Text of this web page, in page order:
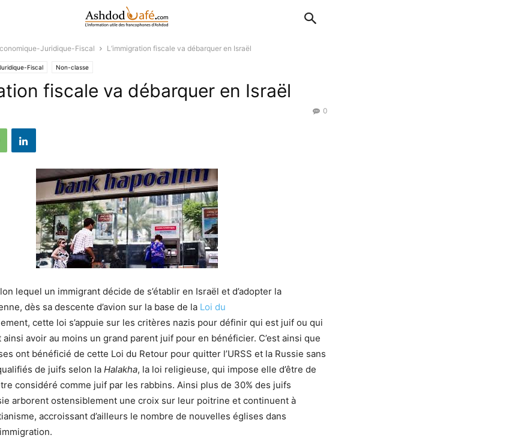
Juridique-Fiscal L’immigration fiscale va débarquer en Israël
Fiscal Non-classe
fiscale va débarquer en Israël
0
lequel un immigrant décide de s’établir en Israël et d’adopter la
dès sa descente d’avion sur la base de la Loi du
cette loi s’appuie sur les critères nazis pour définir qui est juif ou qui
ainsi avoir au moins un grand parent juif pour en bénéficier. C’est ainsi que
ont bénéficié de cette Loi du Retour pour quitter l’URSS et la Russie sans
de juifs selon la Halakha, la loi religieuse, qui impose elle d’être de
considéré comme juif par les rabbins. Ainsi plus de 30% des juifs
arborent ostensiblement une croix sur leur poitrine et continuent à
accroissant d’ailleurs le nombre de nouvelles églises dans